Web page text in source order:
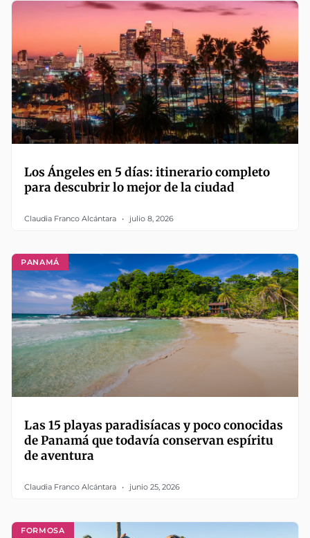
Los Ángeles en 5 días: itinerario completo
para descubrir lo mejor de la ciudad
Claudia Franco Alcántara julio 8, 2026
PANAMÁ
Las 15 playas paradisíacas y poco conocidas
de Panamá que todavía conservan espíritu
de aventura
Claudia Franco Alcántara junio 25, 2026
FORMOSA